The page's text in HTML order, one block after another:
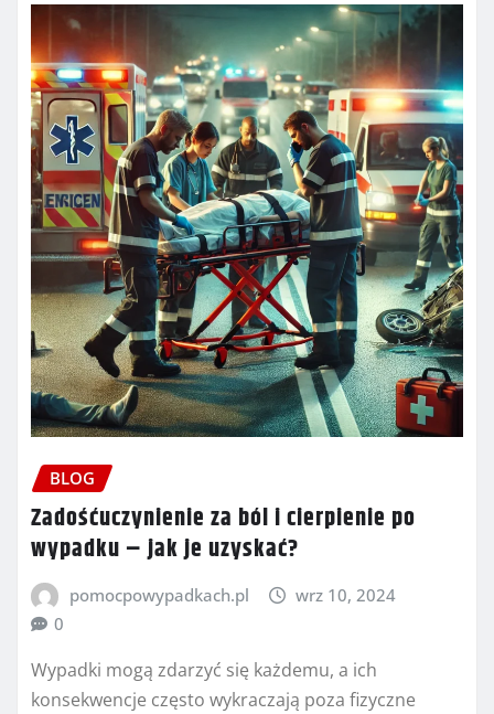
BLOG
Zadośćuczynienie za ból i cierpienie po
wypadku – jak je uzyskać?
pomocpowypadkach.pl
wrz 10, 2024
0
Wypadki mogą zdarzyć się każdemu, a ich
konsekwencje często wykraczają poza fizyczne